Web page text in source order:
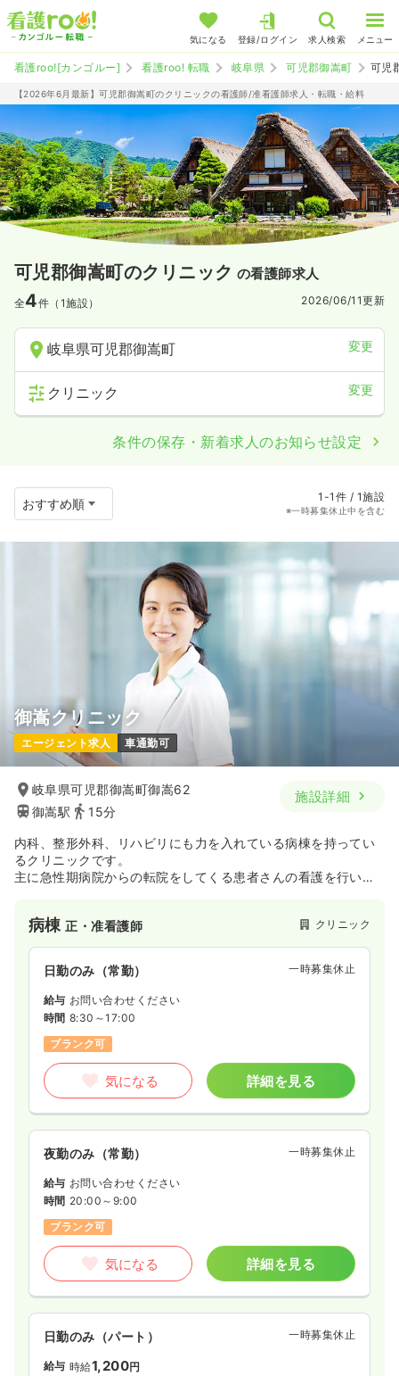
気になる 登録/ログイン 求人検索 メニュー
看護roo![カンゴルー] 看護roo! 転職 岐阜県 可児郡御嵩町 可児
【2026年6月最新】可児郡御嵩町のクリニックの看護師/准看護師求人・転職・給料
可児郡御嵩町のクリニック の看護師求人
全4件（1施設） 2026/06/11更新
岐阜県可児郡御嵩町 変更
クリニック 変更
条件の保存・新着求人のお知らせ設定
1-1件 / 1施設
※一時募集休止中を含む
御嵩クリニック
エージェント求人 車通勤可
岐阜県可児郡御嵩町御嵩62
御嵩駅
15分
施設詳細
内科、整形外科、リハビリにも力を入れている病棟を持ってい
るクリニックです。
主に急性期病院からの転院をしてくる患者さんの看護を行いま
病棟正・准看護師 クリニック
日勤のみ（常勤） 一時募集休止
給与 お問い合わせください
時間 8:30～17:00
ブランク可
気になる 詳細を見る
夜勤のみ（常勤） 一時募集休止
給与 お問い合わせください
時間 20:00～9:00
ブランク可
気になる 詳細を見る
日勤のみ（パート） 一時募集休止
給与 時給1,200円